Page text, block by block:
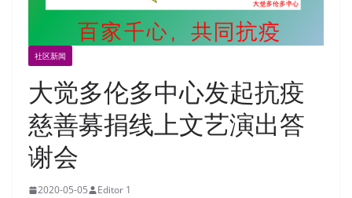
社区新闻
大觉多伦多中心发起抗疫
慈善募捐线上文艺演出答
谢会
2020-05-05 Editor 1